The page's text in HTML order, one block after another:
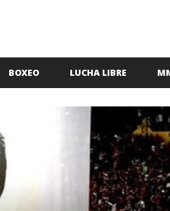
BOXEO LUCHA LIBRE